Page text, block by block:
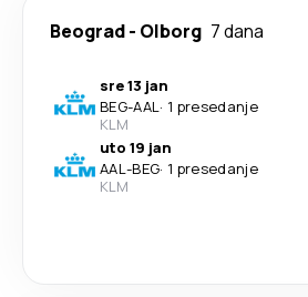
Beograd- Olborg 7 dana
sre 13 jan
BEG-AAL· 1 presedanje
KLM
uto 19 jan
AAL-BEG· 1 presedanje
KLM